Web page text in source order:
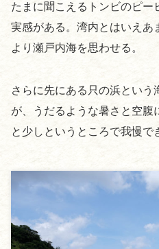
たまに聞こえるトンビのピ
実感がある。湾内とはいえあ
より瀬戸内海を思わせる。
さらに先にある只の浜という
が、うだるような暑さと空腹
と少しというところで我慢で